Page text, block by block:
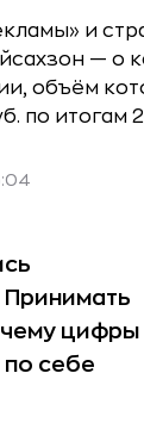
и
— о
объём
по итогам
цифры
себе